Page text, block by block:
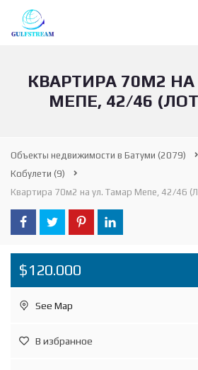
КВАРТИРА 70М2
МЕПЕ, 42/46
Объекты недвижимости в Батуми (2079)
Кобулети (9)
Квартира 70м2 на ул. Тамар Мепе, 42/46
$120.000
See Map
В избранное